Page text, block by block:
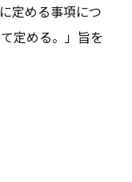
定める事項につ
定める。」旨を